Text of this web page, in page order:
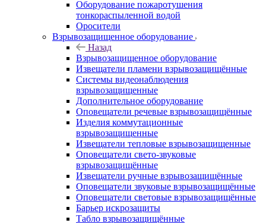
Оборудование пожаротушения
тонкораспыленной водой
Оросители
Взрывозащищенное оборудование
Назад
Взрывозащищенное оборудование
Извещатели пламени взрывозащищённые
Системы видеонаблюдения
взрывозащищенные
Дополнительное оборудование
Оповещатели речевые взрывозащищённые
Изделия коммутационные
взрывозащищенные
Извещатели тепловые взрывозащищенные
Оповещатели свето-звуковые
взрывозащищённые
Извещатели ручные взрывозащищённые
Оповещатели звуковые взрывозащищённые
Оповещатели световые взрывозащищённые
Барьер искрозащиты
Табло взрывозащищённые